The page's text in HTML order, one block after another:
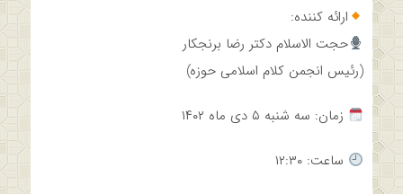
ارائه کننده:
حجت الاسلام دکتر رضا برنجکار
(رئیس انجمن کلام اسلامی حوزه)
زمان: سه شنبه ۵ دی ماه ۱۴۰۲
ساعت: ۱۲:۳۰